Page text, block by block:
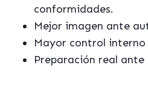
conformidades.
Mejor imagen ante
Mayor control interno
Preparación real